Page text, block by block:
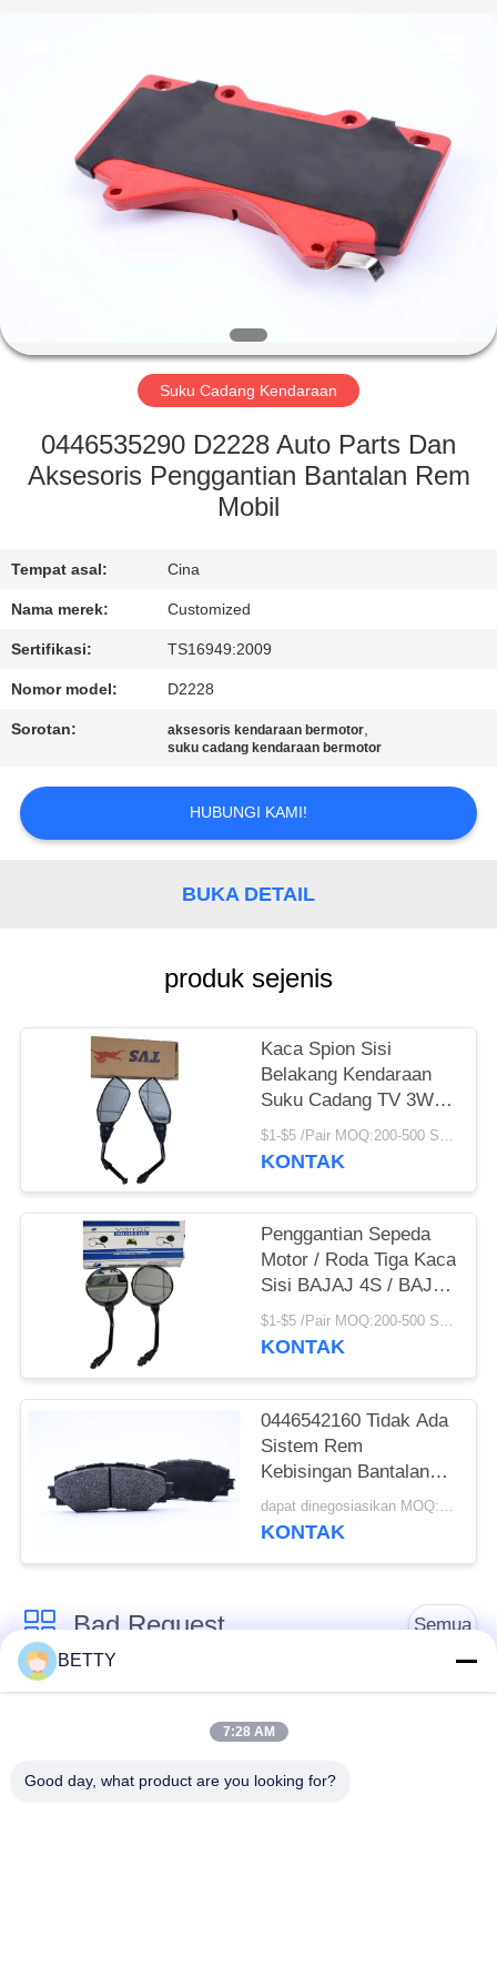
RUMAH
PRODUK
TENTANG
KAMI
TUR
PABRIK
KUALITAS
PERMINTAAN
PENAWARAN
PRIVACY
Suku Cadang Kendaraan
0446535290 D2228 Auto Parts Dan
Aksesoris Penggantian Bantalan Rem
Mobil
Tempat asal: Cina
Nama merek: Customized
Sertifikasi: TS16949:2009
Nomor model: D2228
Sorotan: aksesoris kendaraan bermotor,
suku cadang kendaraan bermotor
HUBUNGI KAMI!
BUKA DETAIL
produk sejenis
Kaca Spion Sisi
Belakang Kendaraan
Suku Cadang TV 3W /
TV RAJA Dengan
Umur Panjang
$1-$5 /Pair MOQ:200-500 SETS
KONTAK
Penggantian Sepeda
Motor / Roda Tiga Kaca
Sisi BAJAJ 4S / BAJAJ
3W / BAJAJ205 Hitam $1-$5 /Pair MOQ:200-500 SETS
KONTAK
0446542160 Tidak Ada
Sistem Rem
Kebisingan Bantalan
Rem Cakram Keramik
Merah Atau
dapat dinegosiasikan MOQ:300 set
KONTAK
Bad Request Semua
Suku Cadang
Kit Piston Sepeda
Motor
Blok Mesin Sepeda
Suku Cadang Mesin
BETTY
7:28 AM
Good day, what product are you looking for?